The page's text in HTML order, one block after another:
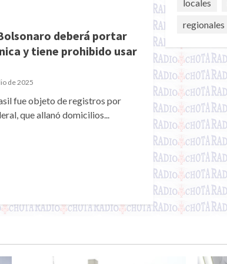
deberá portar
y tiene prohibido usar
de 2025
fue objeto de registros por
que allanó domicilios...
locales
regionales